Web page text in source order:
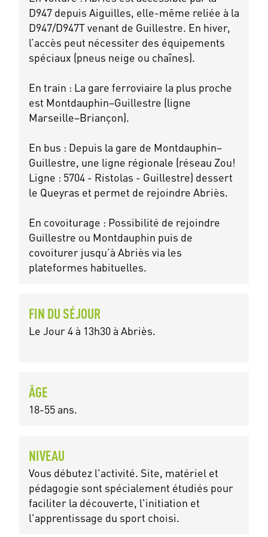
D947 depuis Aiguilles, elle-même reliée à la
D947/D947T venant de Guillestre. En hiver,
l’accès peut nécessiter des équipements
spéciaux (pneus neige ou chaînes).
En train : La gare ferroviaire la plus proche
est Montdauphin–Guillestre (ligne
Marseille–Briançon).
En bus : Depuis la gare de Montdauphin–
Guillestre, une ligne régionale (réseau Zou!
Ligne : 5704 - Ristolas - Guillestre) dessert
le Queyras et permet de rejoindre Abriès.
En covoiturage : Possibilité de rejoindre
Guillestre ou Montdauphin puis de
covoiturer jusqu’à Abriès via les
plateformes habituelles.
FIN DU SÉJOUR
Le Jour 4 à 13h30 à Abriès.
ÂGE
18-55 ans.
NIVEAU
Vous débutez l'activité. Site, matériel et
pédagogie sont spécialement étudiés pour
faciliter la découverte, l'initiation et
l'apprentissage du sport choisi.